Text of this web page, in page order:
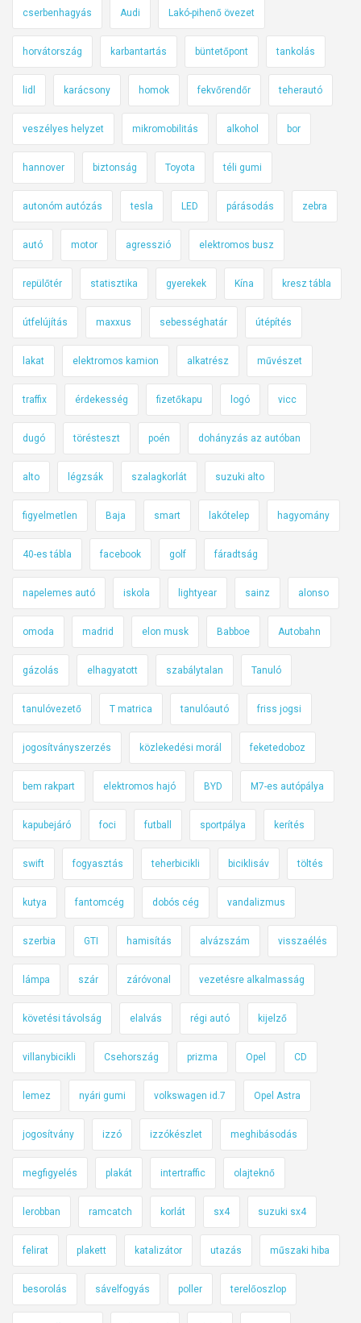
cserbenhagyás Audi Lakó-pihenő övezet
horvátország karbantartás büntetőpont tankolás
lidl karácsony homok fekvőrendőr teherautó
veszélyes helyzet mikromobilitás alkohol bor
hannover biztonság Toyota téli gumi
autonóm autózás tesla LED párásodás zebra
autó motor agresszió elektromos busz
repülőtér statisztika gyerekek Kína kresz tábla
útfelújítás maxxus sebességhatár útépítés
lakat elektromos kamion alkatrész művészet
traffix érdekesség fizetőkapu logó vicc
dugó törésteszt poén dohányzás az autóban
alto légzsák szalagkorlát suzuki alto
figyelmetlen Baja smart lakótelep hagyomány
40-es tábla facebook golf fáradtság
napelemes autó iskola lightyear sainz alonso
omoda madrid elon musk Babboe Autobahn
gázolás elhagyatott szabálytalan Tanuló
tanulóvezető T matrica tanulóautó friss jogsi
jogosítványszerzés közlekedési morál feketedoboz
bem rakpart elektromos hajó BYD M7-es autópálya
kapubejáró foci futball sportpálya kerítés
swift fogyasztás teherbicikli biciklisáv töltés
kutya fantomcég dobós cég vandalizmus
szerbia GTI hamisítás alvázszám visszaélés
lámpa szár záróvonal vezetésre alkalmasság
követési távolság elalvás régi autó kijelző
villanybicikli Csehország prizma Opel CD
lemez nyári gumi volkswagen id.7 Opel Astra
jogosítvány izzó izzókészlet meghibásodás
megfigyelés plakát intertraffic olajteknő
lerobban ramcatch korlát sx4 suzuki sx4
felirat plakett katalizátor utazás műszaki hiba
besorolás sávelfogyás poller terelőoszlop